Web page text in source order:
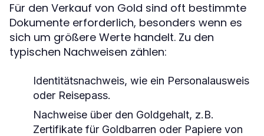
Für den Verkauf von Gold sind oft bestimmte
Dokumente erforderlich, besonders wenn es
sich um größere Werte handelt. Zu den
typischen Nachweisen zählen:
Identitätsnachweis, wie ein Personalausweis
oder Reisepass.
Nachweise über den Goldgehalt, z.B.
Zertifikate für Goldbarren oder Papiere von